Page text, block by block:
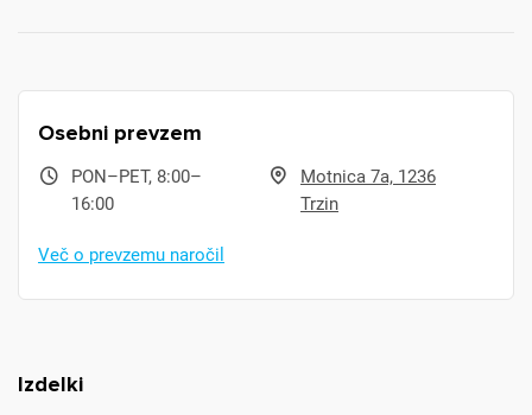
Izdelki
Osebni prevzem
PON–PET, 8:00–
16:00
Motnica 7a, 1236
Trzin
Več o prevzemu naročil